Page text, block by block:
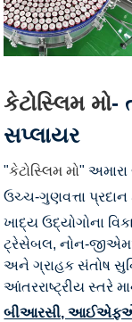
કેટોસ્લિમ મો-
સપ્લાયર
"કેટોસ્લિમ મો"
ઉચ્ચ-ગુણવત્તા
ખાદ્ય ઉદ્યોગોના
ટ્રેસેબલ, નોન-
અને ગ્રાહક સંતોષ
આંતરરાષ્ટ્રીય સ્તરે
બીઆરસી,